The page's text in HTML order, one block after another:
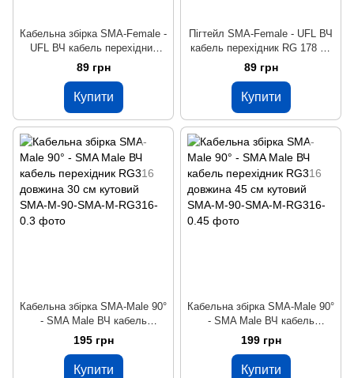
Кабельна збірка SMA-Female -
UFL ВЧ кабель перехідник
RG178 10 см
89 грн
Купити
Пігтейл SMA-Female - UFL ВЧ
кабель перехідник RG 178 20
см
89 грн
Купити
Кабельна збірка SMA-Male 90°
- SMA Male ВЧ кабель
перехідник RG316 довжина 30
см кутовий
195 грн
Купити
Кабельна збірка SMA-Male 90°
- SMA Male ВЧ кабель
перехідник RG316 довжина 45
см кутовий
199 грн
Купити